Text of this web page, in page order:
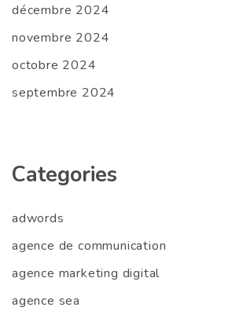
décembre 2024
novembre 2024
octobre 2024
septembre 2024
Categories
adwords
agence de communication
agence marketing digital
agence sea